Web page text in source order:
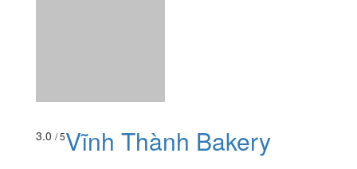
3.0 / 5Vĩnh Thành Bakery